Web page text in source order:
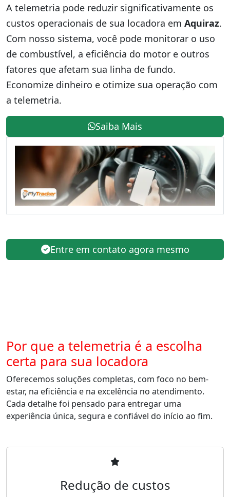
A telemetria pode reduzir significativamente os
custos operacionais de sua locadora em Aquiraz.
Com nosso sistema, você pode monitorar o uso
de combustível, a eficiência do motor e outros
fatores que afetam sua linha de fundo.
Economize dinheiro e otimize sua operação com
a telemetria.
Saiba Mais
Entre em contato agora mesmo
Por que a telemetria é a escolha
certa para sua locadora
Oferecemos soluções completas, com foco no bem-
estar, na eficiência e na excelência no atendimento.
Cada detalhe foi pensado para entregar uma
experiência única, segura e confiável do início ao fim.
Redução de custos